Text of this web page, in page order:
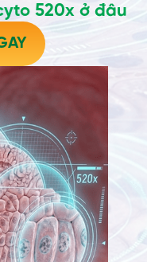
520x ở đâu